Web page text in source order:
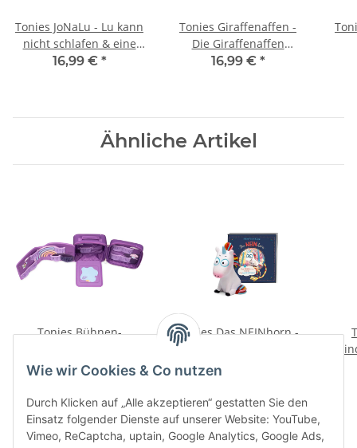
Wie wir Cookies & Co nutzen
Durch Klicken auf „Alle akzeptieren“ gestatten Sie den
Einsatz folgender Dienste auf unserer Website: YouTube,
Vimeo, ReCaptcha, uptain, Google Analytics, Google Ads,
Tonies JoNaLu - Lu kann
nicht schlafen & eine
weitere Geschichte
16,99 € *
Tonies Giraffenaffen -
Die Giraffenaffen
Lieblingslieder
16,99 € *
Ähnliche Artikel
Tonies Bühnen-
dem Regenbogen
29,99 €*
Tonies Das NEINhorn -
NEINhorn und die
16,99 €